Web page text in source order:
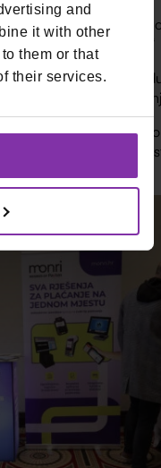
and
it with other
them or that
their services.
koja će vam voditi
vašeg poslovanja.“
pojednostaviti
a ne dodatna
edukacijska
tijelima da čuju